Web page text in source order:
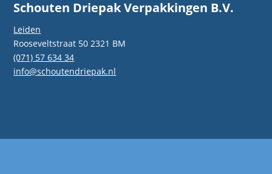
Schouten Driepak Verpakkingen B.V.
Leiden
Rooseveltstraat 50 2321 BM
(071) 57 634 34
info@schoutendriepak.nl